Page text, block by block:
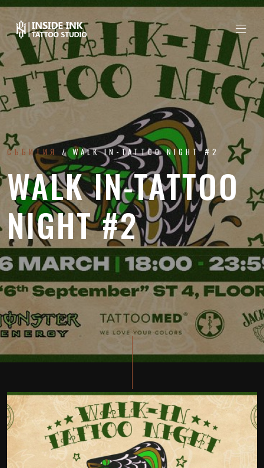
СЪБИТИЯ WALK IN-TATTOO NIGHT #2
WALK IN-TATTOO
NIGHT #2